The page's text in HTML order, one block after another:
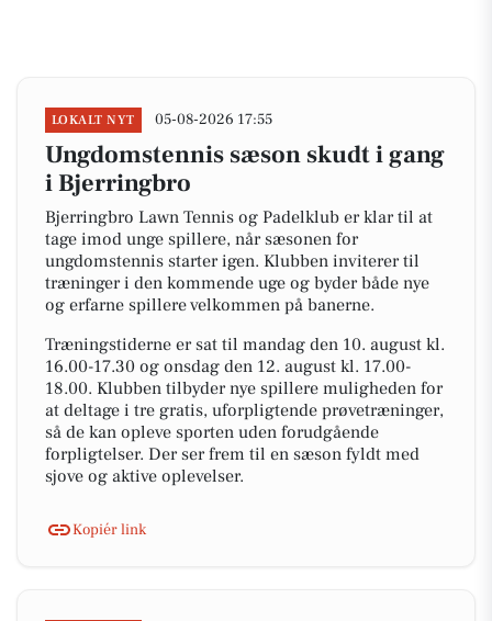
LOKALT NYT 05-08-2026 17:55
Ungdomstennis sæson skudt i gang
i Bjerringbro
Bjerringbro Lawn Tennis og Padelklub er klar til at
tage imod unge spillere, når sæsonen for
ungdomstennis starter igen. Klubben inviterer til
træninger i den kommende uge og byder både nye
og erfarne spillere velkommen på banerne.
Træningstiderne er sat til mandag den 10. august kl.
16.00-17.30 og onsdag den 12. august kl. 17.00-
18.00. Klubben tilbyder nye spillere muligheden for
at deltage i tre gratis, uforpligtende prøvetræninger,
så de kan opleve sporten uden forudgående
forpligtelser. Der ser frem til en sæson fyldt med
sjove og aktive oplevelser.
Kopiér link